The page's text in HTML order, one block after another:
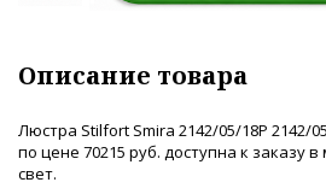
Описание товара
Люстра Stilfort Smira 2142/05/18P 2142/
по цене 70215 руб. доступна к заказу
свет.